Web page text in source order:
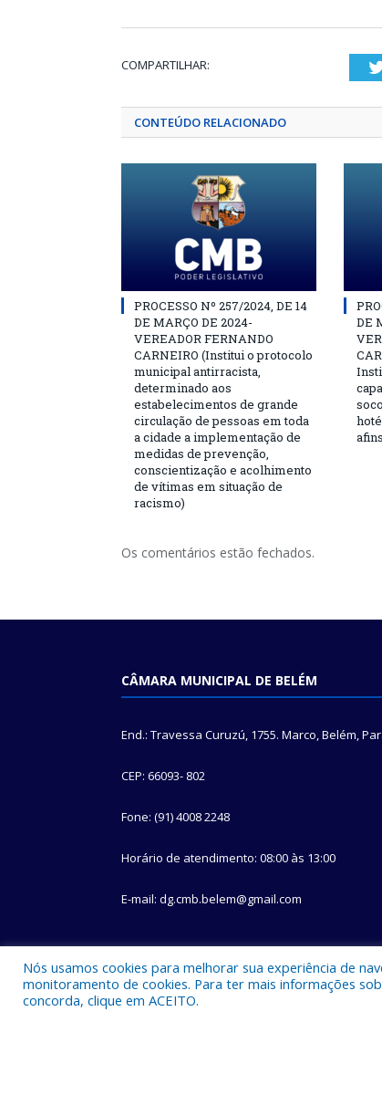
COMPARTILHAR:
CONTEÚDO RELACIONADO
PROCESSO Nº 257/2024, DE 14
DE MARÇO DE 2024-
VEREADOR FERNANDO
CARNEIRO (Institui o protocolo
municipal antirracista,
determinado aos
estabelecimentos de grande
circulação de pessoas em toda
a cidade a implementação de
medidas de prevenção,
conscientização e acolhimento
de vítimas em situação de
racismo)
DE
Os comentários estão fechados.
CÂMARA MUNICIPAL DE BELÉM
End.: Travessa Curuzú, 1755. Marco, Belém,
CEP: 66093- 802
Fone: (91) 4008 2248
Horário de atendimento: 08:00 às 13:00
E-mail: dg.cmb.belem@gmail.com
Nós usamos cookies para melhorar sua experiência de
monitoramento de cookies. Para ter mais informações
concorda, clique em ACEITO.